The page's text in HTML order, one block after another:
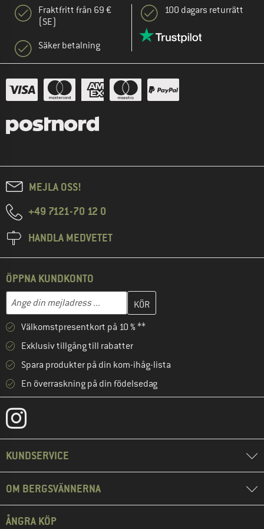
Fraktfritt från 69 €
(SE)
Säker betalning
100 dagars returrätt
MEJLA OSS!
+49 7121-70 12 0
HANDLA MEDVETET
ÖPPNA KUNDKONTO
Mejladress
Skriv in din e-postadress här och skapa ditt kundkonto i nästa
Välkomstpresentkort på 10 % **
Exklusiv tillgång till rabatter
Spara produkter på din kom-ihåg-lista
En överraskning på din födelsedag
KUNDSERVICE
OM BERGSVÄNNERNA
ÅNGRA KÖP